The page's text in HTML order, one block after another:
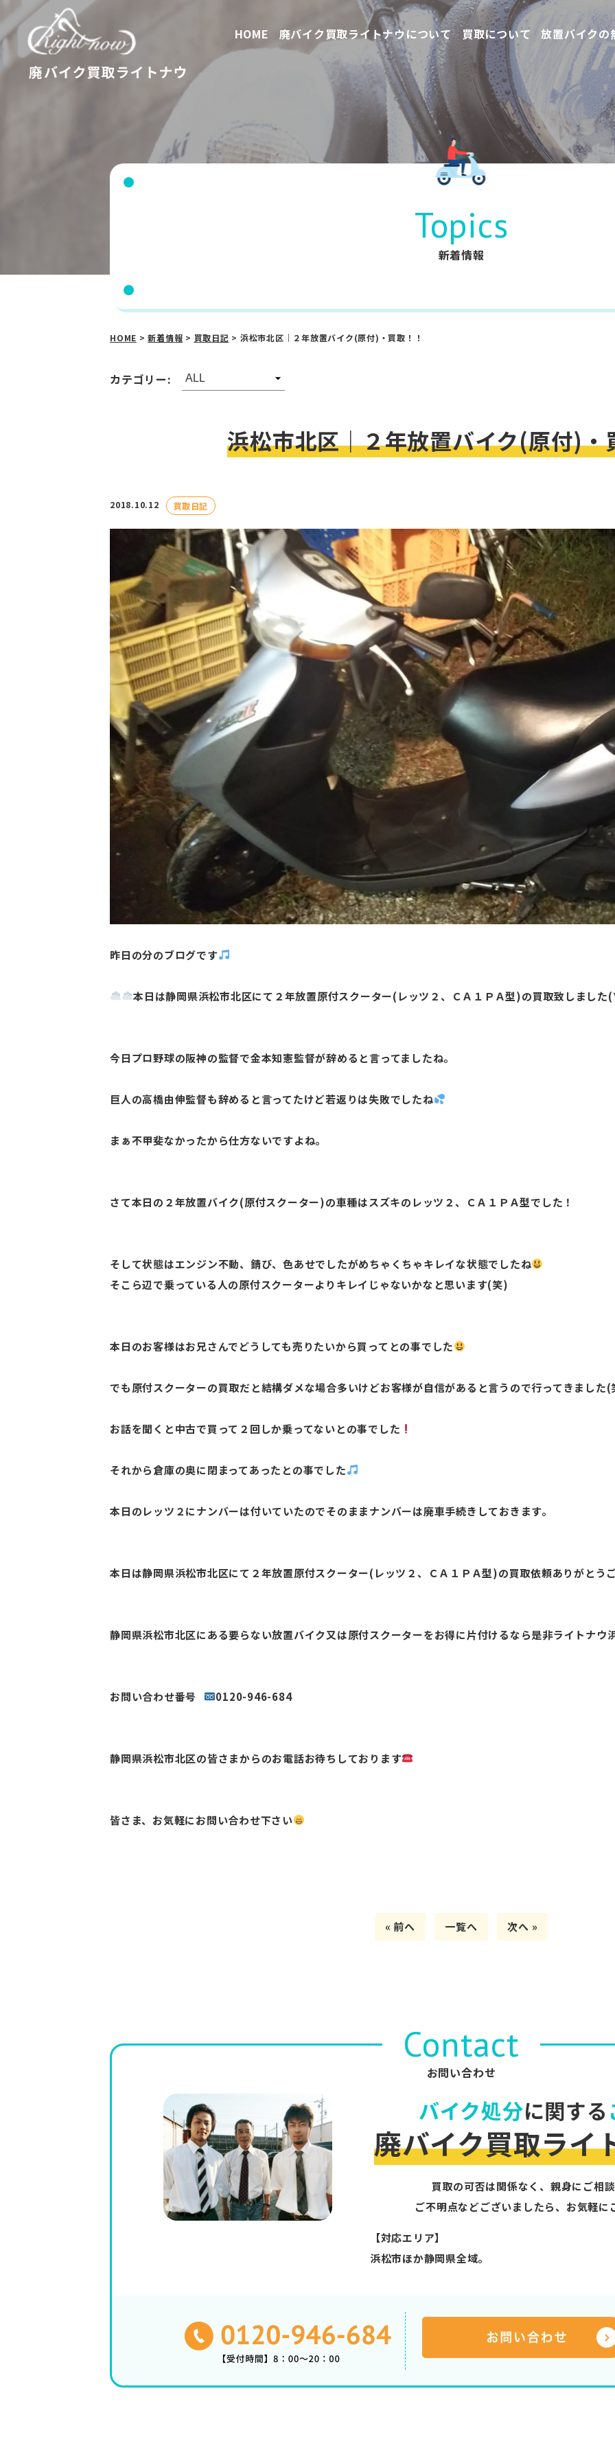
HOME 廃バイク買取ライトナウについて 買取について 放置バイクの
Topics
新着情報
HOME >新着情報 > 買取日記 > 浜松市北区｜２年放置バイク(原付)・買取！！
カテゴリー:
浜松市北区｜２年放置バイク(原付)・
2018.10.12 買取日記
昨日の分のブログです
本日は静岡県浜松市北区にて２年放置原付スクーター(レッツ２、ＣＡ１ＰＡ型)の買取致しまし
今日プロ野球の阪神の監督で金本知憲監督が辞めると言ってましたね。
巨人の高橋由伸監督も辞めると言ってたけど若返りは失敗でしたね
まぁ不甲斐なかったから仕方ないですよね。
さて本日の２年放置バイク(原付スクーター)の車種はスズキのレッツ２、ＣＡ１ＰＡ型でした！
そして状態はエンジン不動、錆び、色あせでしたがめちゃくちゃキレイな状態でしたね
そこら辺で乗っている人の原付スクーターよりキレイじゃないかなと思います(笑)
本日のお客様はお兄さんでどうしても売りたいから買ってとの事でした
でも原付スクーターの買取だと結構ダメな場合多いけどお客様が自信があると言うので行ってきました
お話を聞くと中古で買って２回しか乗ってないとの事でした
それから倉庫の奥に閉まってあったとの事でした
本日のレッツ２にナンバーは付いていたのでそのままナンバーは廃車手続きしておきます。
本日は静岡県浜松市北区にて２年放置原付スクーター(レッツ２、ＣＡ１ＰＡ型)の買取依頼ありが
静岡県浜松市北区にある要らない放置バイク又は原付スクーターをお得に片付けるなら是非ライトナウ
お問い合わせ番号 0120-946-684
静岡県浜松市北区の皆さまからのお電話お待ちしております
皆さま、お気軽にお問い合わせ下さい
« 前へ 一覧へ 次へ »
Contact
お問い合わせ
バイク処分に関する
廃バイク買取ライ
買取の可否は関係なく、親身にご相
ご不明点などございましたら、お気軽に
【対応エリア】
浜松市ほか静岡県全域。